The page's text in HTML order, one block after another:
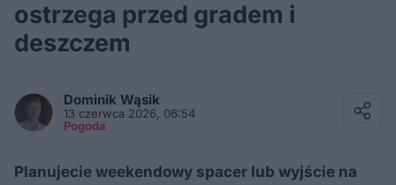
ostrzega przed gradem i
deszczem
Dominik Wąsik
13 czerwca 2026, 06:54
Pogoda
Planujecie weekendowy spacer lub wyjście na